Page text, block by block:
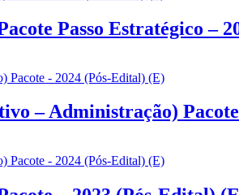
Passo Estratégico –
– Administração)